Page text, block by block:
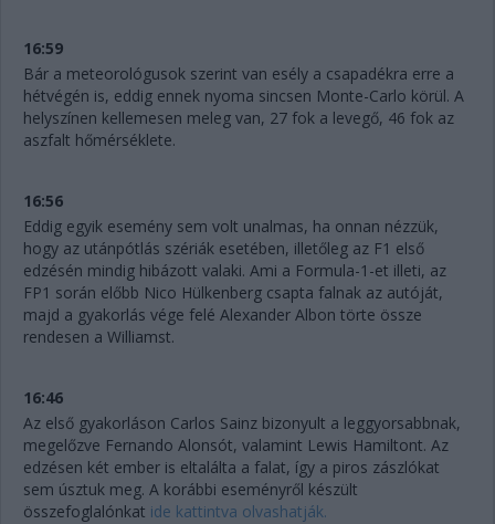
16:59
Bár a meteorológusok szerint van esély a csapadékra erre a
hétvégén is, eddig ennek nyoma sincsen Monte-Carlo körül. A
helyszínen kellemesen meleg van, 27 fok a levegő, 46 fok az
aszfalt hőmérséklete.
16:56
Eddig egyik esemény sem volt unalmas, ha onnan nézzük,
hogy az utánpótlás szériák esetében, illetőleg az F1 első
edzésén mindig hibázott valaki. Ami a Formula-1-et illeti, az
FP1 során előbb Nico Hülkenberg csapta falnak az autóját,
majd a gyakorlás vége felé Alexander Albon törte össze
rendesen a Williamst.
16:46
Az első gyakorláson Carlos Sainz bizonyult a leggyorsabbnak,
megelőzve Fernando Alonsót, valamint Lewis Hamiltont. Az
edzésen két ember is eltalálta a falat, így a piros zászlókat
sem úsztuk meg. A korábbi eseményről készült
összefoglalónkat ide kattintva olvashatják.